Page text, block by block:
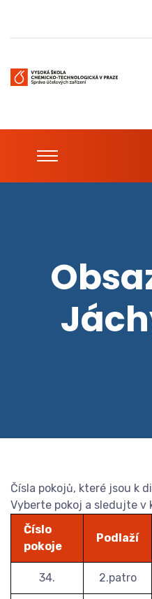
Čísla pokojů, které jsou k
Vyberte pokoj a sledujte v
Číslo
pokoje
Podlaží
34. 2.patro